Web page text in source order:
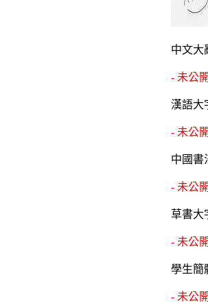
中文大
- 未公
漢語大
- 未公
中國書
- 未公
草書大
- 未公
學生簡
- 未公